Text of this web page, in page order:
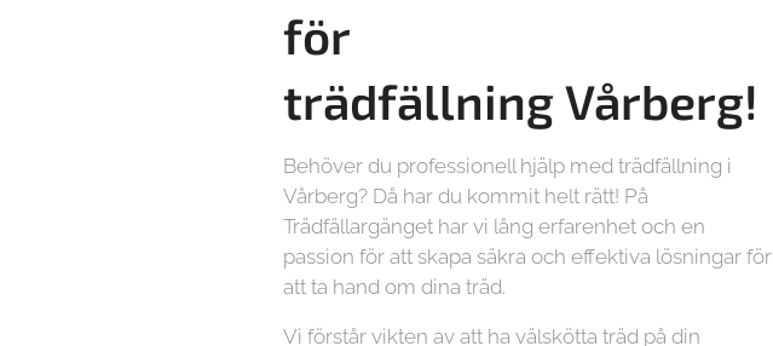
för
trädfällningVårberg!
Behöver du professionell hjälp med trädfällning i
Vårberg? Då har du kommit helt rätt! På
Trädfällargänget har vi lång erfarenhet och en
passion för att skapa säkra och effektiva lösningar för
att ta hand om dina träd.
Vi förstår vikten av att ha välskötta träd på din